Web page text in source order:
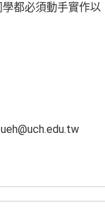
都必須動手實作以